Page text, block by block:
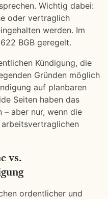
Wichtig dabei:
oder vertraglich
werden. Im
BGB geregelt.
Kündigung, die
Gründen möglich
auf planbaren
Seiten haben das
– aber nur, wenn die
vs.
ordentlicher und